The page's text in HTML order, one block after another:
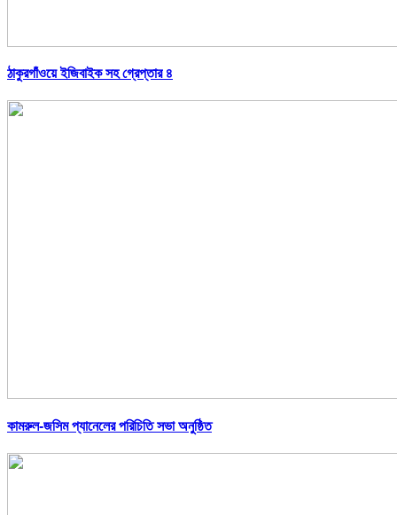
ঠাকুরগাঁওয়ে ইজিবাইক সহ গ্রেপ্তার ৪
কামরুল-জসিম প্যানেলের পরিচিতি সভা অনুষ্ঠিত